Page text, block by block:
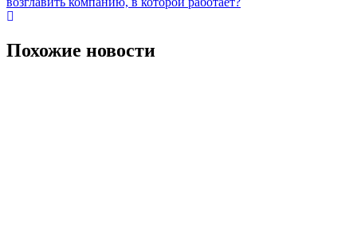
записям
Похожие новости